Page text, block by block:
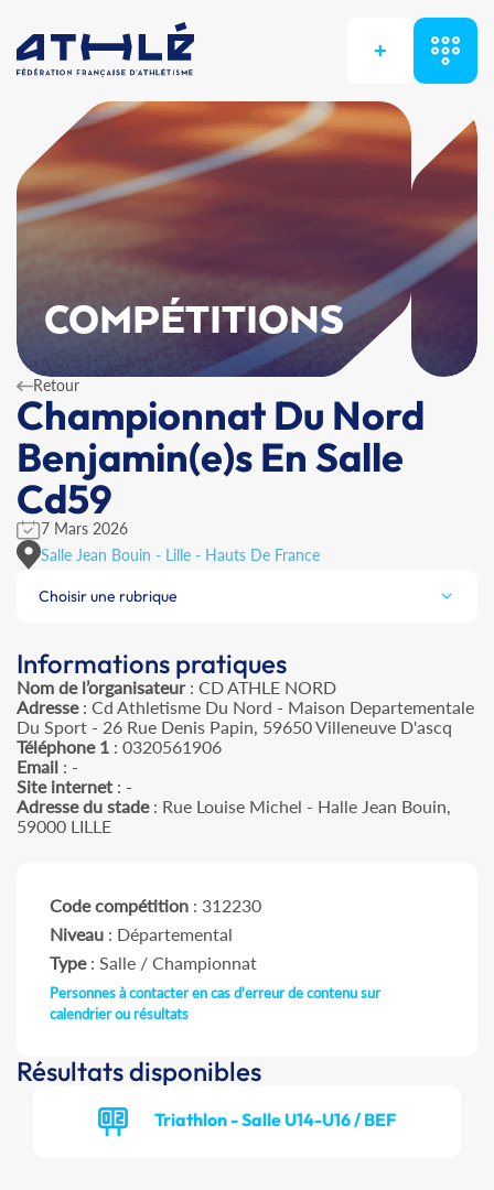
+
COMPÉTITIONS
Retour
Championnat Du Nord
Benjamin(e)s En Salle
Cd59
7 Mars 2026
Salle Jean Bouin - Lille - Hauts De France
Choisir une rubrique
Informations pratiques
Nom de l’organisateur: CD ATHLE NORD
Adresse: Cd Athletisme Du Nord - Maison Departementale
Du Sport - 26 Rue Denis Papin, 59650 Villeneuve D'ascq
Téléphone 1 : 0320561906
Email : -
Site internet : -
Adresse du stade: Rue Louise Michel - Halle Jean Bouin,
59000 LILLE
Code compétition : 312230
Niveau : Départemental
Type: Salle / Championnat
Personnes à contacter en cas d'erreur de contenu sur
calendrier ou résultats
Résultats disponibles
Triathlon - Salle U14-U16 / BEF